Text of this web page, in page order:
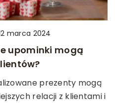
marca 2024
upominki mogą
prezenty mogą
relacji z klientami i